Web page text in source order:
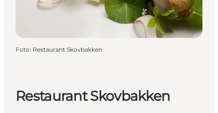
Foto: Restaurant Skovbakken
Restaurant Skovbakken